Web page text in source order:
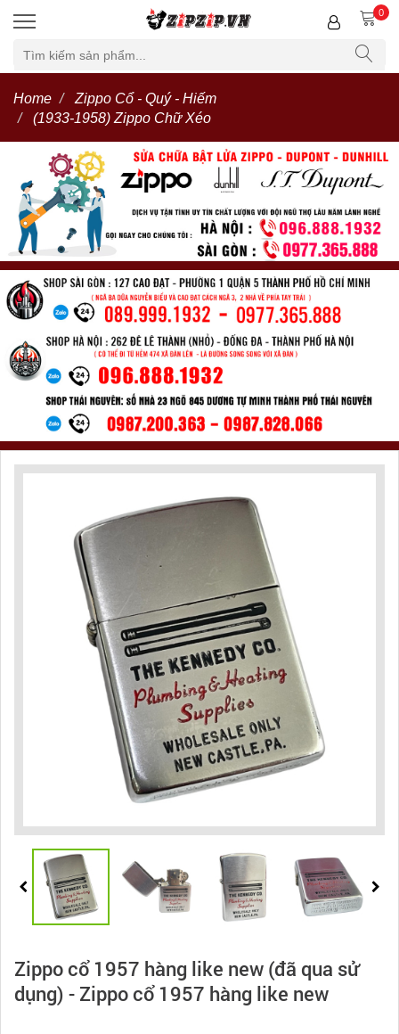
0
Home
Zippo Cổ - Quý - Hiếm
(1933-1958) Zippo Chữ Xéo
Zippo cổ 1957 hàng like new (đã qua sử
dụng) - Zippo cổ 1957 hàng like new